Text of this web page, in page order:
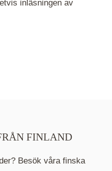
över fotat område och
inläsningen av
FINLAND
Besök våra finska